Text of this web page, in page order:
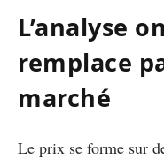
L’analyse
remplace
marché
Le prix se forme sur